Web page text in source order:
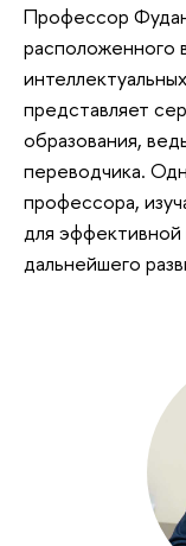
Профессор
расположенного
представляет
образования,
переводчика.
профессора,
для
дальнейшего